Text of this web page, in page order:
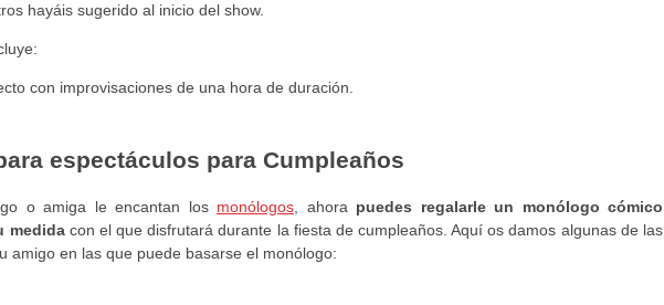
hayáis sugerido al inicio del show.
con improvisaciones de una hora de duración.
espectáculos para Cumpleaños
o amiga le encantan los monólogos , ahora puedes regalarle un monólogo cómico
medidacon el que disfrutará durante la fiesta de cumpleaños. Aquí os damos algunas de las
amigo en las que puede basarse el monólogo: